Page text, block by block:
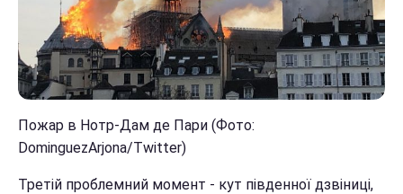
Пожар в Нотр-Дам де Пари (Фото:
DominguezArjona/Twitter)
Третій проблемний момент - кут південної дзвіниці,